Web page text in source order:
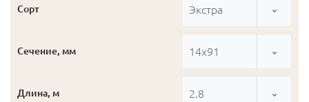
Сорт Экстра
Сечение, мм 14x91
Длина, м 2.8